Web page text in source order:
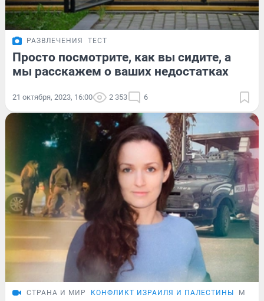
РАЗВЛЕЧЕНИЯ ТЕСТ
Просто посмотрите, как вы сидите, а
мы расскажем о ваших недостатках
21 октября, 2023, 16:00 2 353 6
СТРАНА И МИР КОНФЛИКТ ИЗРАИЛЯ И ПАЛЕСТИНЫ